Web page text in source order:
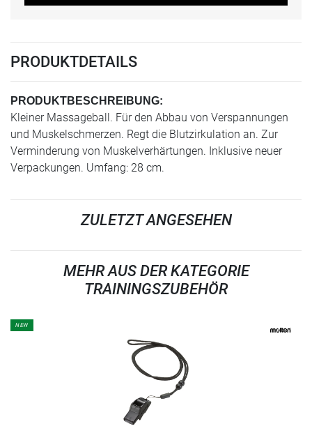
PRODUKTDETAILS
PRODUKTBESCHREIBUNG:
Kleiner Massageball. Für den Abbau von Verspannungen
und Muskelschmerzen. Regt die Blutzirkulation an. Zur
Verminderung von Muskelverhärtungen. Inklusive neuer
Verpackungen. Umfang: 28 cm.
ZULETZT ANGESEHEN
MEHR AUS DER KATEGORIE
TRAININGSZUBEHÖR
NEW